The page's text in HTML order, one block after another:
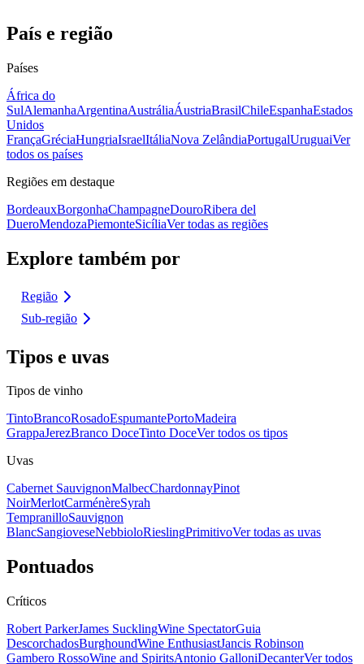
País e região
Países
África do
SulAlemanhaArgentinaAustráliaÁustriaBrasilChileEspanhaEstados
Unidos
FrançaGréciaHungriaIsraelItáliaNova ZelândiaPortugalUruguaiVer
todos os países
Regiões em destaque
BordeauxBorgonhaChampagneDouroRibera del
DueroMendozaPiemonteSicíliaVer todas as regiões
Explore também por
Região
Sub-região
Tipos e uvas
Tipos de vinho
TintoBrancoRosadoEspumantePortoMadeira
GrappaJerezBranco DoceTinto DoceVer todos os tipos
Uvas
Cabernet SauvignonMalbecChardonnayPinot
NoirMerlotCarménèreSyrah
TempranilloSauvignon
BlancSangioveseNebbioloRieslingPrimitivoVer todas as uvas
Pontuados
Críticos
Robert ParkerJames SucklingWine SpectatorGuia
DescorchadosBurghoundWine EnthusiastJancis Robinson
Gambero RossoWine and SpiritsAntonio GalloniDecanterVer todos